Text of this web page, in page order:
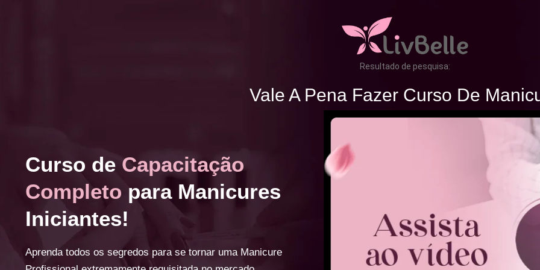
Resultado de pesquisa:
Vale A Pena Fazer Curso De
Curso de Capacitação
Completo para Manicures
Iniciantes!
Aprenda todos os segredos para se tornar uma Manicure